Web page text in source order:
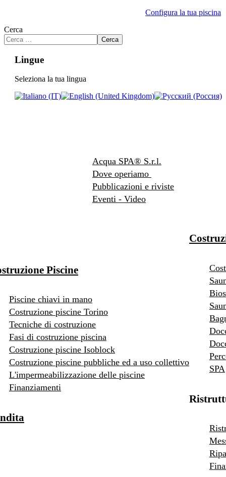
Configura la tua piscina
Cerca
Cerca
Lingue
Seleziona la tua lingua
Acqua SPA® S.r.l.
Dove operiamo
Pubblicazioni e riviste
Eventi - Video
Piscine
Piscine chiavi in mano
Costruzione piscine Torino
Tecniche di costruzione
Fasi di costruzione piscina
Costruzione piscine Isoblock
Costruzione piscine pubbliche ed a uso collettivo
L'impermeabilizzazione delle piscine
Finanziamenti
SPA